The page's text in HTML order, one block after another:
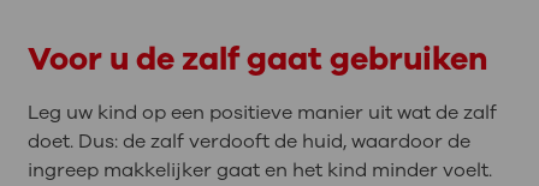
Voor u de zalf gaat gebruiken
Leg uw kind op een positieve manier uit wat de zalf
doet. Dus: de zalf verdooft de huid, waardoor de
ingreep makkelijker gaat en het kind minder voelt.